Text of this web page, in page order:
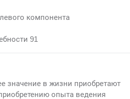
компонента
91
значение в жизни приобретают
опыта ведения